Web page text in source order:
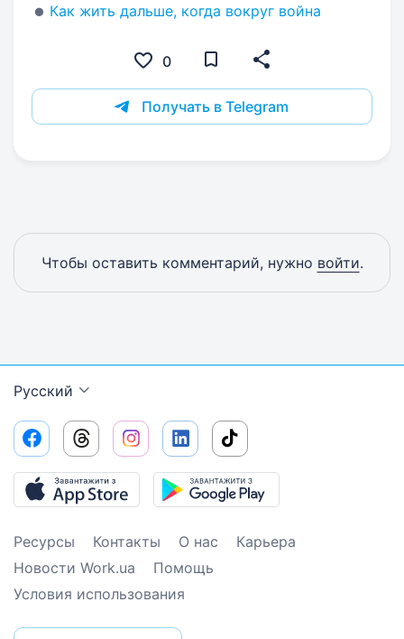
Как жить дальше, когда вокруг война
0
Получать в Telegram
Чтобы оставить комментарий, нужно войти.
Русский
Ресурсы Контакты О нас
Карьера
Новости Work.ua
Помощь
Условия использования